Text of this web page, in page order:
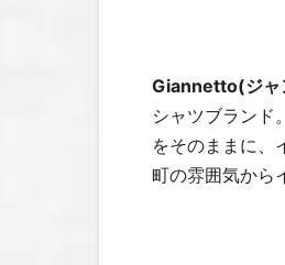
Giannetto(ジャ
シャツブランド
をそのままに、
町の雰囲気から